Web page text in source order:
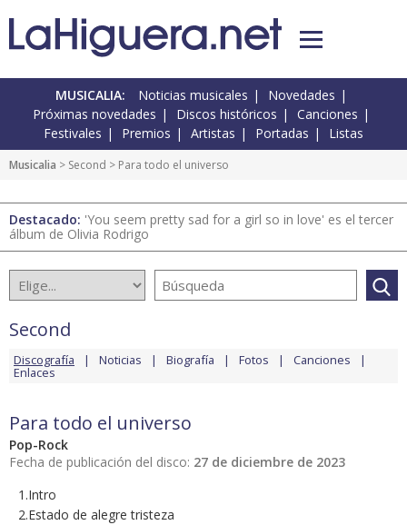
MUSICALIA: Noticias musicales
Novedades
Próximas novedades
Discos históricos
Canciones
Festivales
Premios Artistas Portadas Listas
Musicalia > Second > Para todo el universo
Destacado: 'You seem pretty sad for a girl so in love' es el tercer
álbum de Olivia Rodrigo
Second
Discografía Noticias Biografía Fotos Canciones
Enlaces
Para todo el universo
Pop-Rock
Fecha de publicación del disco: 27 de diciembre de 2023
1.Intro
2.Estado de alegre tristeza